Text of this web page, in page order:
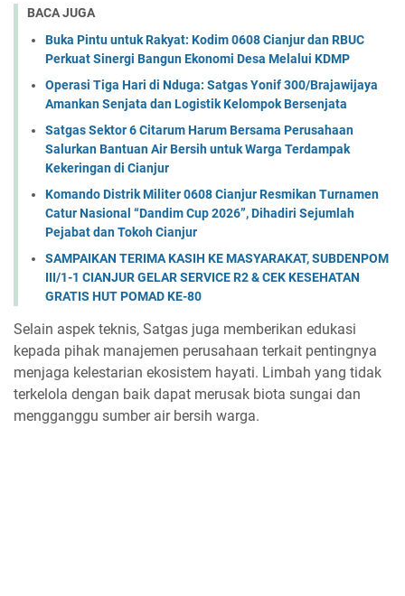
BACA JUGA
Buka Pintu untuk Rakyat: Kodim 0608 Cianjur dan RBUC
Perkuat Sinergi Bangun Ekonomi Desa Melalui KDMP
Operasi Tiga Hari di Nduga: Satgas Yonif 300/Brajawijaya
Amankan Senjata dan Logistik Kelompok Bersenjata
Satgas Sektor 6 Citarum Harum Bersama Perusahaan
Salurkan Bantuan Air Bersih untuk Warga Terdampak
Kekeringan di Cianjur
Komando Distrik Militer 0608 Cianjur Resmikan Turnamen
Catur Nasional “Dandim Cup 2026”, Dihadiri Sejumlah
Pejabat dan Tokoh Cianjur
SAMPAIKAN TERIMA KASIH KE MASYARAKAT, SUBDENPOM
III/1-1 CIANJUR GELAR SERVICE R2 & CEK KESEHATAN
GRATIS HUT POMAD KE-80
Selain aspek teknis, Satgas juga memberikan edukasi
kepada pihak manajemen perusahaan terkait pentingnya
menjaga kelestarian ekosistem hayati. Limbah yang tidak
terkelola dengan baik dapat merusak biota sungai dan
mengganggu sumber air bersih warga.